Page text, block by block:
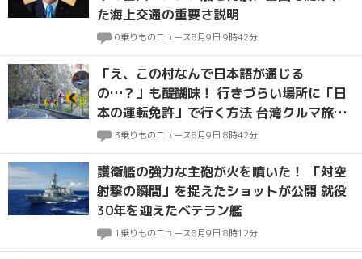
た海上交通の重要さ説明
0乗りものニュース8月9日 9時42分
「え、この村なんで日本語が通じる
の…？」も醍醐味！ 行きづらい場所に「日
本の運転免許」で行く方法 台湾クルマ旅指
南 3乗りものニュース8月9日 8時42分
護衛艦の強力な主砲が火を噴いた！ 「対空
射撃の瞬間」を捉えたショットが公開 就役
30年を迎えたベテラン艦
1 乗りものニュース8月9日 8時12分